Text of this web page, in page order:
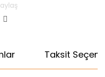
Taksit